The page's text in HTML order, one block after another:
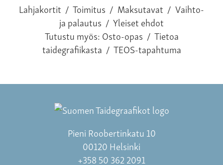
Lahjakortit / Toimitus / Maksutavat / Vaihto-
ja palautus / Yleiset ehdot
Tutustu myös:Osto-opas / Tietoa
taidegrafiikasta / TEOS-tapahtuma
Pieni Roobertinkatu 10
00120 Helsinki
+358 50 362 2091